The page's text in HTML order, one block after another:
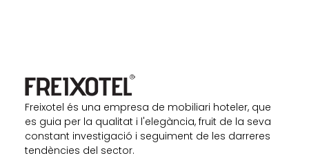
Freixotel és una empresa de mobiliari hoteler, que
es guia per la qualitat i l'elegància, fruit de la seva
constant investigació i seguiment de les darreres
tendències del sector.